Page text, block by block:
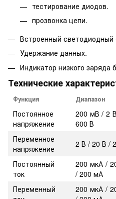
тестирование диодов.
прозвонка цепи.
Встроенный светодиодный
Удержание данных.
Индикатор низкого заряда
Технические
Функция Диапазон
Постоянное
напряжение
200 мВ / 2
600 В
Переменное
напряжение
2 В / 20 В /
Постоянный
ток
200 мкА /
/ 200 мА
Переменный
200 мкА /